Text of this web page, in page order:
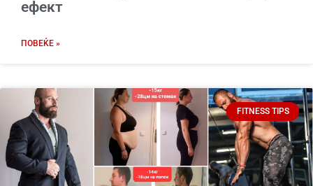
ефект
ПОВЕЌЕ »
FITNESS TIPS